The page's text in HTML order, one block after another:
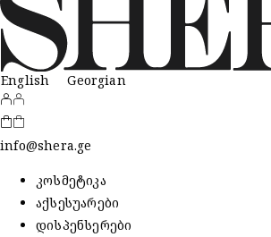
English Georgian
info@shera.ge
კოსმეტიკა
აქსესუარები
დისპენსერები